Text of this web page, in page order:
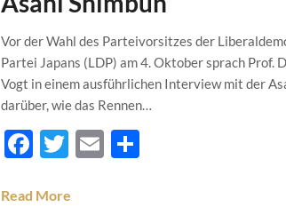
Vor der Wahl des Parteivorsitzes der
Partei Japans (LDP) am 4. Oktober sprach Prof.
Vogt in einem ausführlichen Interview mit der
darüber, wie das Rennen…
Facebook
Twitter
EmailTeilen
Read More